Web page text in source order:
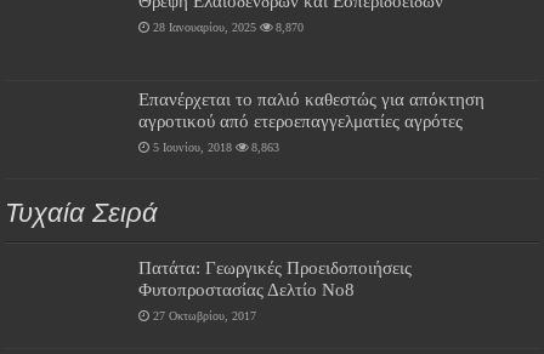
28 Ιανουαρίου, 2025 8,870
Επανέρχεται το παλιό καθεστώς για απόκτηση
αγροτικού από ετεροεπαγγελματίες αγρότες
5 Ιουνίου, 2018 8,863
Τυχαία Σειρά
Πατάτα: Γεωργικές Προειδοποιήσεις
Φυτοπροστασίας Δελτίο Νο8
27 Οκτωβρίου, 2017